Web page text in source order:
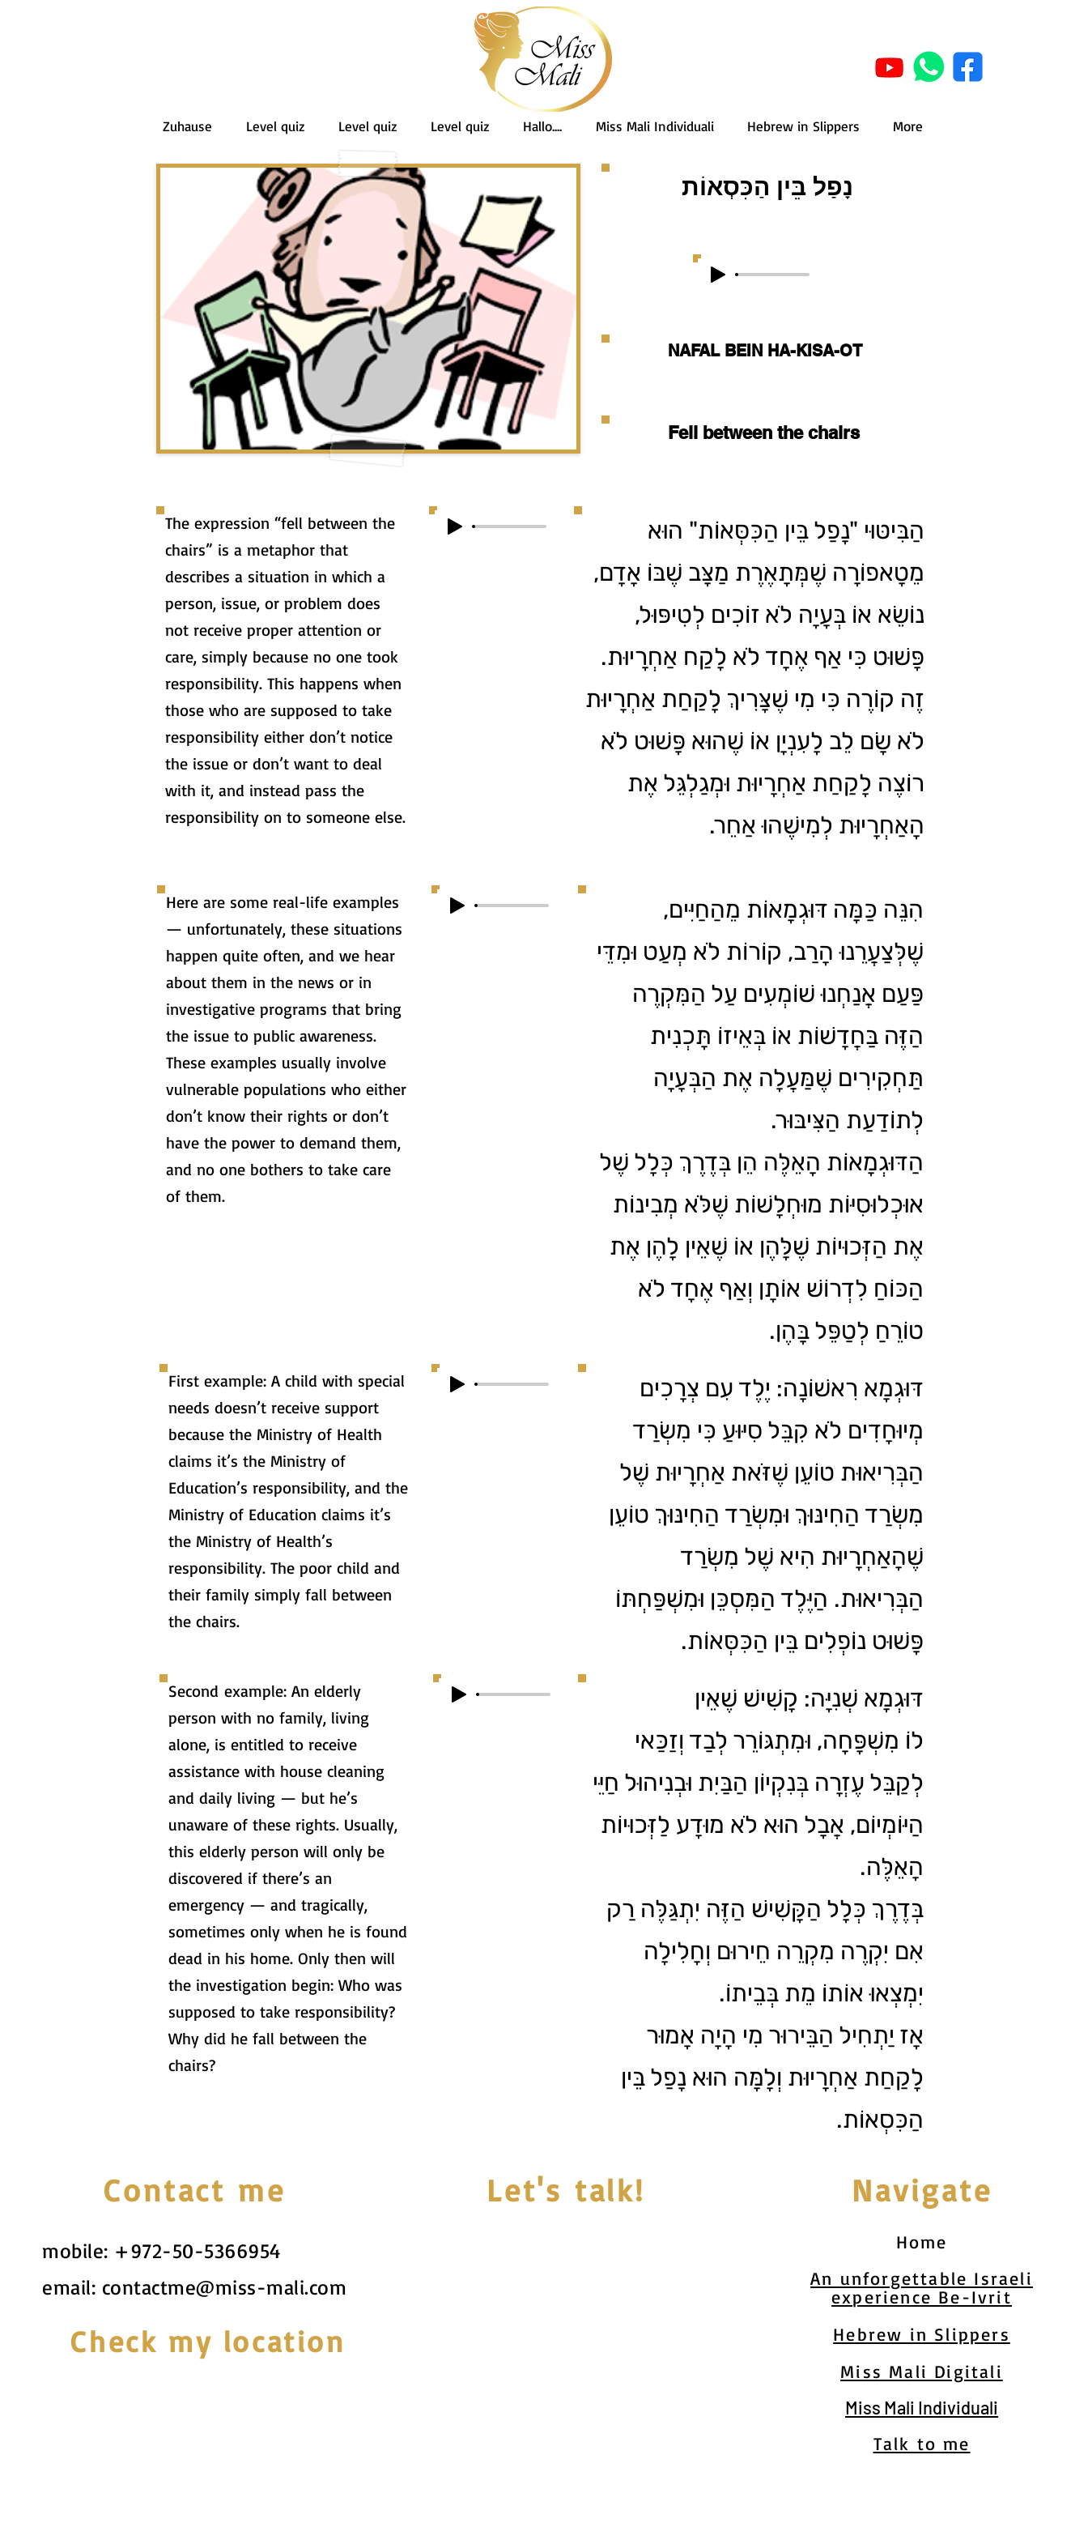
Zuhause Level quiz Level quiz Level quiz Hallo.... Miss Mali Individuali Hebrew in Slippers More
נָפַל בֵּין הַכִּסְאוֹת
NAFAL BEIN HA-KISA-OT
Fell between the chairs
The expression “fell between the
chairs” is a metaphor that
describes a situation in which a
person, issue, or problem does
not receive proper attention or
care, simply because no one took
responsibility. This happens when
those who are supposed to take
responsibility either don’t notice
the issue or don’t want to deal
with it, and instead pass the
responsibility on to someone else.
הַבִּיטּוּי "נָפַל בֵּין הַכִּסְּאוֹת" הוּא
מֵטָאפוֹרָה שֶׁמְּתָאֶרֶת מַצָּב שֶׁבּוֹ אָדָם,
נוֹשֵׂא אוֹ בְּעָיָה לֹא זוֹכִים לְטִיפּוּל,
פָּשׁוּט כִּי אַף אֶחָד לֹא לָקַח אַחְרָיוּת.
זֶה קוֹרֶה כִּי מִי שֶׁצָּרִיךְ לָקַחַת אַחְרָיוּת
לֹא שָׂם לֵב לָעִנְיָן אוֹ שֶׁהוּא פָּשׁוּט לֹא
רוֹצֶה לָקַחַת אַחְרָיוּת וּמְגַלְגֵּל אֶת
הָאַחְרָיוּת לְמִישֶׁהוּ אַחֵר.
Here are some real-life examples
— unfortunately, these situations
happen quite often, and we hear
about them in the news or in
investigative programs that bring
the issue to public awareness.
These examples usually involve
vulnerable populations who either
don’t know their rights or don’t
have the power to demand them,
and no one bothers to take care
of them.
הִנֵּה כַּמָּה דּוּגְמָאוֹת מֵהַחַיִּים,
שֶׁלְּצַעֲרֵנוּ הָרַב, קוֹרוֹת לֹא מְעַט וּמִדֵּי
פַּעַם אֲנַחְנוּ שׁוֹמְעִים עַל הַמִּקְרֶה
הַזֶּה בַּחֲדָשׁוֹת אוֹ בְּאֵיזוֹ תָּכְנִית
תַּחְקִירִים שֶׁמַּעֲלָה אֶת הַבְּעָיָה
לְתוֹדַעַת הַצִּיבּוּר.
הַדּוּגְמָאוֹת הָאֵלֶּה הֵן בְּדֶרֶךְ כְּלָל שֶׁל
אוּכְלוּסִיּוֹת מוּחְלָשׁוֹת שֶׁלֹּא מְבִינוֹת
אֶת הַזְּכוּיוֹת שֶׁלָּהֶן אוֹ שֶׁאֵין לָהֶן אֶת
הַכּוֹחַ לִדְרוֹשׁ אוֹתָן וְאַף אֶחָד לֹא
טוֹרֵחַ לְטַפֵּל בָּהֶן.
First example: A child with special
needs doesn’t receive support
because the Ministry of Health
claims it’s the Ministry of
Education’s responsibility, and the
Ministry of Education claims it’s
the Ministry of Health’s
responsibility. The poor child and
their family simply fall between
the chairs.
דּוּגְמָא רִאשׁוֹנָה: יֶלֶד עִם צְרָכִים
מְיוּחָדִים לֹא קִבֵּל סִיּוּעַ כִּי מִשְׂרַד
הַבְּרִיאוּת טוֹעֵן שֶׁזֹּאת אַחְרָיוּת שֶׁל
מִשְׂרַד הַחִינּוּךְ וּמִשְׂרַד הַחִינּוּךְ טוֹעֵן
שֶׁהָאַחְרָיוּת הִיא שֶׁל מִשְׂרַד
הַבְּרִיאוּת. הַיֶּלֶד הַמִּסְכֵּן וּמִשְׁפַּחְתּוֹ
פָּשׁוּט נוֹפְלִים בֵּין הַכִּסְּאוֹת.
Second example: An elderly
person with no family, living
alone, is entitled to receive
assistance with house cleaning
and daily living — but he’s
unaware of these rights. Usually,
this elderly person will only be
discovered if there’s an
emergency — and tragically,
sometimes only when he is found
dead in his home. Only then will
the investigation begin: Who was
supposed to take responsibility?
Why did he fall between the
chairs?
דּוּגְמָא שְׁנִיָּה: קָשִׁישׁ שֶׁאֵין
לוֹ מִשְׁפָּחָה, וּמִתְגּוֹרֵר לְבַד וְזַכַּאי
לְקַבֵּל עֶזְרָה בְּנִקְיוֹן הַבַּיִת וּבְנִיהוּל חַיֵּי
הַיּוֹמְיוֹם, אֲבָל הוּא לֹא מוּדָע לַזְּכוּיוֹת
הָאֵלֶּה.
בְּדֶרֶךְ כְּלָל הַקָּשִׁישׁ הַזֶּה יִתְגַּלֶּה רַק
אִם יִקְרֶה מִקְרֵה חֵירוּם וְחָלִילָה
יִמְצְאוּ אוֹתוֹ מֵת בְּבֵיתוֹ.
אָז יַתְחִיל הַבֵּירוּר מִי הָיָה אָמוּר
לָקַחַת אַחְרָיוּת וְלָמָּה הוּא נָפַל בֵּין
הַכִּסְאוֹת.
Contact me
mobile: +972-50-5366954
email: contactme@miss-mali.com
Check my location
Let's talk! Navigate
Home
An unforgettable Israeli
experience Be-Ivrit
Hebrew in Slippers
Miss Mali Digitali
Miss Mali Individuali
Talk to me